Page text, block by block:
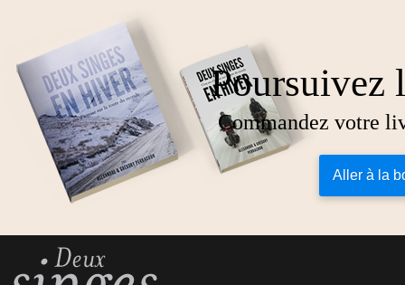
Poursuivez
Commandez votre
Aller à la